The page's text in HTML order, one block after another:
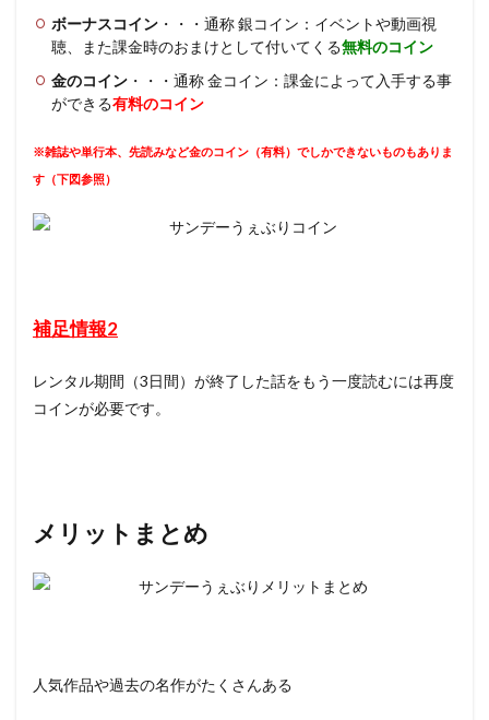
ボーナスコイン ・・・通称 銀コイン：イベントや動画視
聴、また課金時のおまけとして付いてくる無料のコイン
金のコイン ・・・通称 金コイン：課金によって入手する事
ができる有料のコイン
※雑誌や単行本、先読みなど金のコイン（有料）でしかできないものもありま
す（下図参照）
補足情報2
レンタル期間（3日間）が終了した話をもう一度読むには再度
コインが必要です。
メリットまとめ
人気作品や過去の名作がたくさんある